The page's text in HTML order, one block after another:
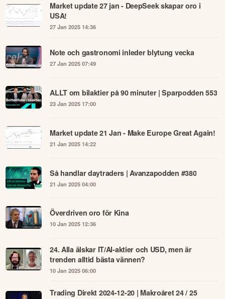
Market update 27 jan - DeepSeek skapar oro i
USA!
27 Jan 2025 14:36
Note och gastronomi inleder blytung vecka
27 Jan 2025 07:49
ALLT om bilaktier på 90 minuter | Sparpodden 553
23 Jan 2025 17:00
Market update 21 Jan - Make Europe Great Again!
21 Jan 2025 14:22
Så handlar daytraders | Avanzapodden #380
21 Jan 2025 04:00
Överdriven oro för Kina
10 Jan 2025 12:36
24. Alla älskar IT/AI-aktier och USD, men är
trenden alltid bästa vännen?
10 Jan 2025 06:00
Trading Direkt 2024-12-20 | Makroåret 24 / 25